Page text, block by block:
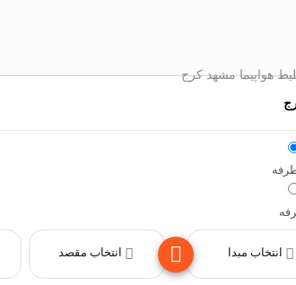
هواپیما مشهد کرج
انتخاب مبدا انتخاب مقصد